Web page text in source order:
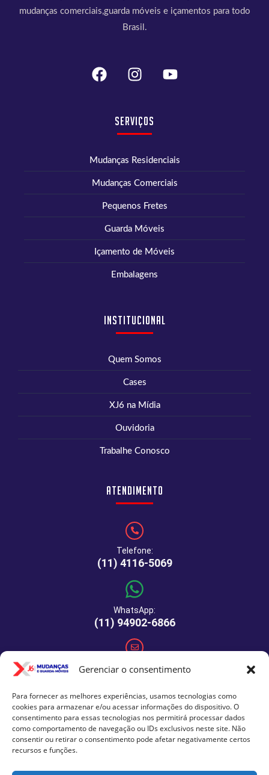
Gerenciar o consentimento
Para fornecer as melhores experiências, usamos tecnologias como
cookies para armazenar e/ou acessar informações do dispositivo. O
consentimento para essas tecnologias nos permitirá processar dados
como comportamento de navegação ou IDs exclusivos neste site. Não
consentir ou retirar o consentimento pode afetar negativamente certos
recursos e funções.
mudanças comerciais,guarda móveis e içamentos para todo
Brasil.
Serviços
Mudanças Residenciais
Mudanças Comerciais
Pequenos Fretes
Guarda Móveis
Içamento de Móveis
Embalagens
Institucional
Quem Somos
Cases
XJ6 na Mídia
Ouvidoria
Trabalhe Conosco
Atendimento
Telefone:
(11) 4116-5069
WhatsApp:
(11) 94902-6866
E-mail:
Rua Manuel de Macedo, 64 - São Paulo - SP - CEP: 04459-
290